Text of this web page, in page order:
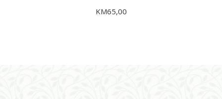
KM65,00